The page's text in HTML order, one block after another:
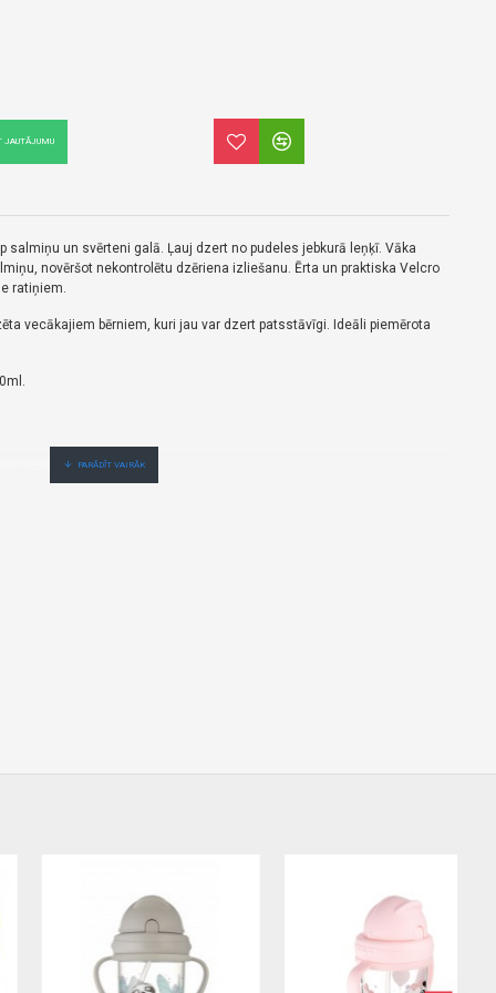
JAUTĀJUMU
salmiņu un svērteni galā. Ļauj dzert no pudeles jebkurā leņķī. Vāka
novēršot nekontrolētu dzēriena izliešanu. Ērta un praktiska Velcro
ratiņiem.
vecākajiem bērniem, kuri jau var dzert patsstāvīgi. Ideāli piemērota
gaidīšanas.Cenas no vairumtirgotāja.